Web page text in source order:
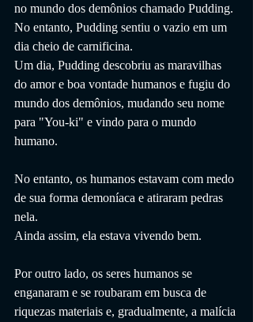
no mundo dos demônios chamado Pudding.
No entanto, Pudding sentiu o vazio em um
dia cheio de carnificina.
Um dia, Pudding descobriu as maravilhas
do amor e boa vontade humanos e fugiu do
mundo dos demônios, mudando seu nome
para "You-ki" e vindo para o mundo
humano.
No entanto, os humanos estavam com medo
de sua forma demoníaca e atiraram pedras
nela.
Ainda assim, ela estava vivendo bem.
Por outro lado, os seres humanos se
enganaram e se roubaram em busca de
riquezas materiais e, gradualmente, a malícia